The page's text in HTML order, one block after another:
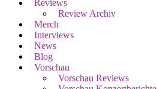
Reviews
Review Archiv
Merch
Interviews
News
Blog
Vorschau
Vorschau Reviews